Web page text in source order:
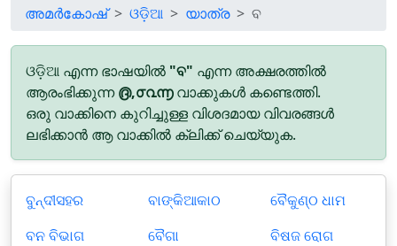
അമർകോഷ് ଓଡ଼ିଆ യാത്ര ବ
ଓଡ଼ିଆ എന്ന ഭാഷയിൽ "ବ" എന്ന അക്ഷരത്തിൽ
ആരംഭിക്കുന്ന൫,൦൨൬വാക്കുകൾ കണ്ടെത്തി.
ഒരു വാക്കിനെ കുറിച്ചുള്ള വിശദമായ വിവരങ്ങൾ
ലഭിക്കാൻ ആ വാക്കിൽ ക്ലിക്ക് ചെയ്യുക.
ବୁନ୍ଦୀସହର
ବନ ବିଭାଗ
ବାଙ୍କିଆକାଠ
ବୈଗା
ବୈକୁଣ୍ଠ ଧାମ
ବିଷଜ ରୋଗ